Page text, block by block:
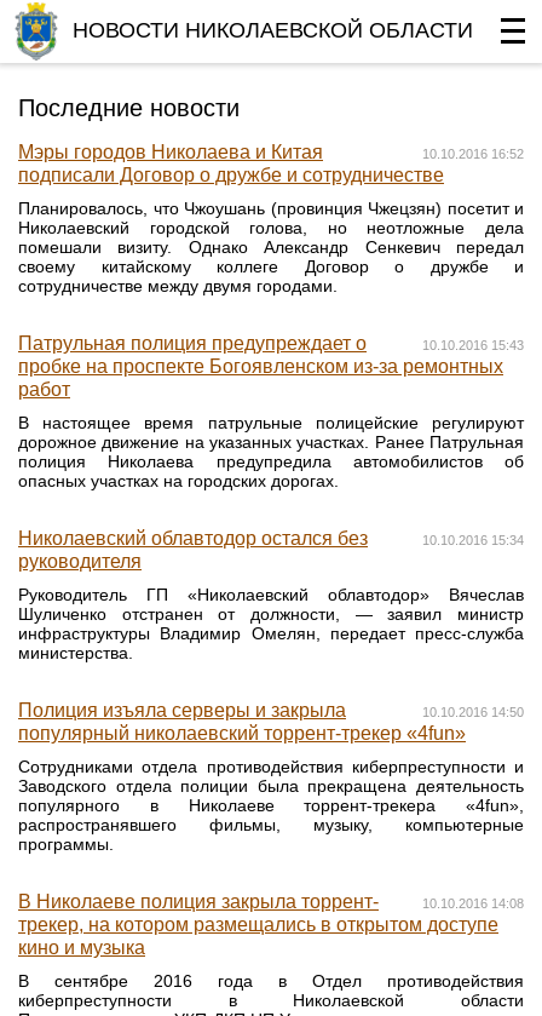
НОВОСТИ НИКОЛАЕВСКОЙ ОБЛАСТИ
Последние новости
10.10.2016 16:52
Мэры городов Николаева и Китая
подписали Договор о дружбе и сотрудничестве
Планировалось, что Чжоушань (провинция Чжецзян) посетит и
Николаевский городской голова, но неотложные дела
помешали визиту. Однако Александр Сенкевич передал
своему китайскому коллеге Договор о дружбе и
сотрудничестве между двумя городами.
10.10.2016 15:43
Патрульная полиция предупреждает о
пробке на проспекте Богоявленском из-за ремонтных
работ
В настоящее время патрульные полицейские регулируют
дорожное движение на указанных участках. Ранее Патрульная
полиция Николаева предупредила автомобилистов об
опасных участках на городских дорогах.
10.10.2016 15:34
Николаевский облавтодор остался без
руководителя
Руководитель ГП «Николаевский облавтодор» Вячеслав
Шуличенко отстранен от должности, — заявил министр
инфраструктуры Владимир Омелян, передает пресс-служба
министерства.
10.10.2016 14:50
Полиция изъяла серверы и закрыла
популярный николаевский торрент-трекер «4fun»
Сотрудниками отдела противодействия киберпреступности и
Заводского отдела полиции была прекращена деятельность
популярного в Николаеве торрент-трекера «4fun»,
распространявшего фильмы, музыку, компьютерные
программы.
10.10.2016 14:08
В Николаеве полиция закрыла торрент-
трекер, на котором размещались в открытом доступе
кино и музыка
В сентябре 2016 года в Отдел противодействия
киберпреступности в Николаевской области